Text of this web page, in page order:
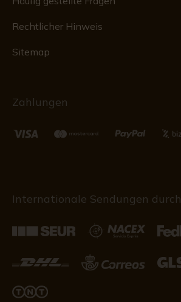
Rechtlicher Hinweis
Sitemap
Zahlungen
Internationale Sendungen durch